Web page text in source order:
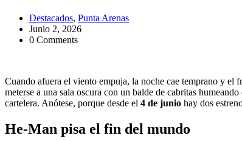
Destacados, Punta Arenas
Junio 2, 2026
0 Comments
Cuando afuera el viento empuja, la noche cae temprano y el
meterse a una sala oscura con un balde de cabritas
cartelera. Anótese, porque desde el 4 de junio hay dos
He-Man pisa el fin del mundo